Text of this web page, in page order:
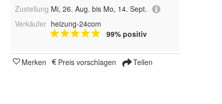
Zustellung Mi, 26. Aug. bis Mo, 14. Sept.
Verkäufer heizung-24com
99% positiv
Merken Preis vorschlagen Teilen